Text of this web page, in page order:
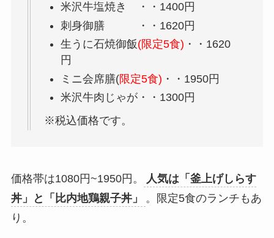
米沢牛塩焼き ・・1400円
刺身御膳 ・・1620円
生うに石焼御飯(限定5食) ・・1620
円
ミニ会席膳(限定5食) ・・1950円
米沢牛肉じゃが・・1300円
※税込価格です。
価格帯は1080円~1950円。
人気は「釜上げしらす
丼」と「比内地鶏親子丼」
。限定5食のランチもあ
り。